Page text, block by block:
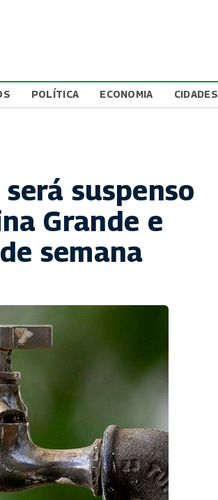
POLÍTICA ECONOMIA CIDADES
suspenso
Grande e
semana